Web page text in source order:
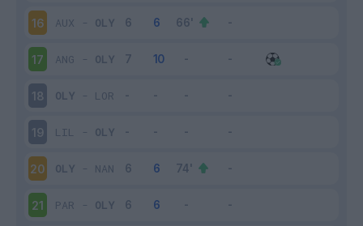
16 AUX - OLY
17 ANG - OLY
18 OLY - LOR
19 LIL - OLY
20 OLY - NAN
21 PAR - OLY